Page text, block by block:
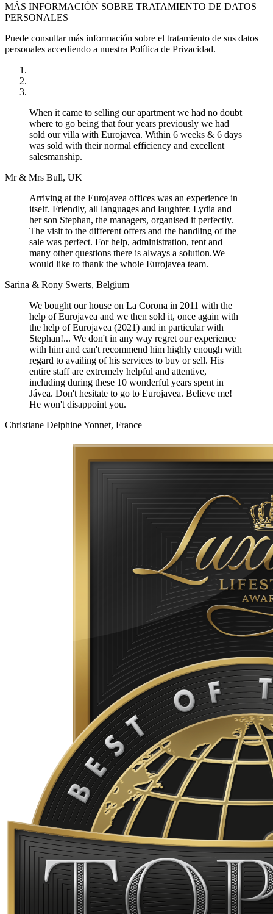
MÁS INFORMACIÓN SOBRE TRATAMIENTO DE DATOS
PERSONALES
Puede consultar más información sobre el tratamiento de sus datos
personales accediendo a nuestra Política de Privacidad.
When it came to selling our apartment we had no doubt
where to go being that four years previously we had
sold our villa with Eurojavea. Within 6 weeks & 6 days
was sold with their normal efficiency and excellent
salesmanship.
Mr & Mrs Bull, UK
Arriving at the Eurojavea offices was an experience in
itself. Friendly, all languages and laughter. Lydia and
her son Stephan, the managers, organised it perfectly.
The visit to the different offers and the handling of the
sale was perfect. For help, administration, rent and
many other questions there is always a solution.We
would like to thank the whole Eurojavea team.
Sarina & Rony Swerts, Belgium
We bought our house on La Corona in 2011 with the
help of Eurojavea and we then sold it, once again with
the help of Eurojavea (2021) and in particular with
Stephan!... We don't in any way regret our experience
with him and can't recommend him highly enough with
regard to availing of his services to buy or sell. His
entire staff are extremely helpful and attentive,
including during these 10 wonderful years spent in
Jávea. Don't hesitate to go to Eurojavea. Believe me!
He won't disappoint you.
Christiane Delphine Yonnet, France